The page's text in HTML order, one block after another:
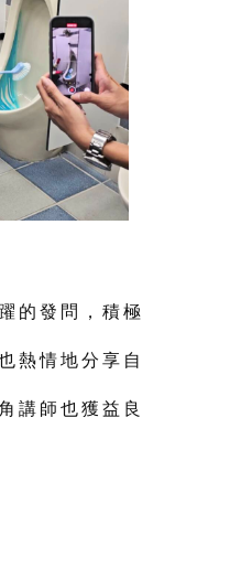
的發問，積極
熱情地分享自
講師也獲益良